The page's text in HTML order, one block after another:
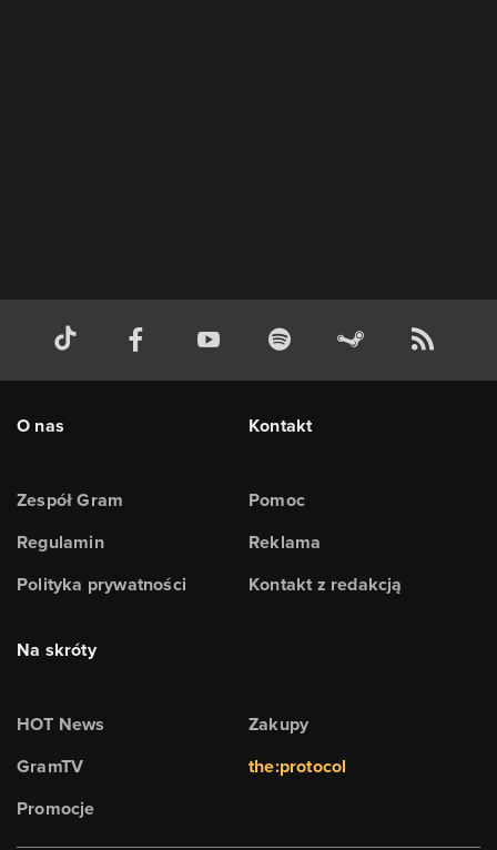
O nas
Zespół Gram
Regulamin
Polityka prywatności
Kontakt
Pomoc
Reklama
Kontakt z redakcją
Na skróty
HOT News
GramTV
Promocje
Zakupy
the:protocol